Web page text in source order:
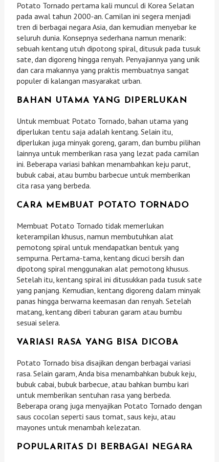
Potato Tornado pertama kali muncul di Korea Selatan
pada awal tahun 2000-an. Camilan ini segera menjadi
tren di berbagai negara Asia, dan kemudian menyebar ke
seluruh dunia. Konsepnya sederhana namun menarik:
sebuah kentang utuh dipotong spiral, ditusuk pada tusuk
sate, dan digoreng hingga renyah. Penyajiannya yang unik
dan cara makannya yang praktis membuatnya sangat
populer di kalangan masyarakat urban.
BAHAN UTAMA YANG DIPERLUKAN
Untuk membuat Potato Tornado, bahan utama yang
diperlukan tentu saja adalah kentang. Selain itu,
diperlukan juga minyak goreng, garam, dan bumbu pilihan
lainnya untuk memberikan rasa yang lezat pada camilan
ini. Beberapa variasi bahkan menambahkan keju parut,
bubuk cabai, atau bumbu barbecue untuk memberikan
cita rasa yang berbeda.
CARA MEMBUAT POTATO TORNADO
Membuat Potato Tornado tidak memerlukan
keterampilan khusus, namun membutuhkan alat
pemotong spiral untuk mendapatkan bentuk yang
sempurna. Pertama-tama, kentang dicuci bersih dan
dipotong spiral menggunakan alat pemotong khusus.
Setelah itu, kentang spiral ini ditusukkan pada tusuk sate
yang panjang. Kemudian, kentang digoreng dalam minyak
panas hingga berwarna keemasan dan renyah. Setelah
matang, kentang diberi taburan garam atau bumbu
sesuai selera.
VARIASI RASA YANG BISA DICOBA
Potato Tornado bisa disajikan dengan berbagai variasi
rasa. Selain garam, Anda bisa menambahkan bubuk keju,
bubuk cabai, bubuk barbecue, atau bahkan bumbu kari
untuk memberikan sentuhan rasa yang berbeda.
Beberapa orang juga menyajikan Potato Tornado dengan
saus cocolan seperti saus tomat, saus keju, atau
mayones untuk menambah kelezatan.
POPULARITAS DI BERBAGAI NEGARA